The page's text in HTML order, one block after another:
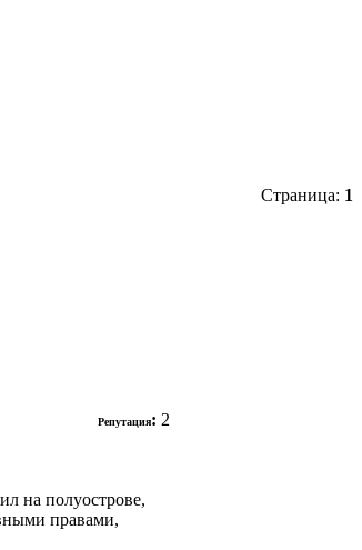
Страница: 1
Репутация: 2
на полуострове,
правами,